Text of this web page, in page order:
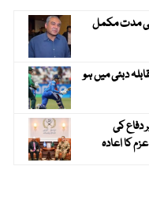
مدت مکمل
کا مقابلہ دبئی میں ہو
دفاع کی
کا اعادہ